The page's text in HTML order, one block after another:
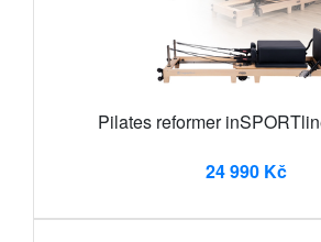
Pilates reformer
24 990 Kč